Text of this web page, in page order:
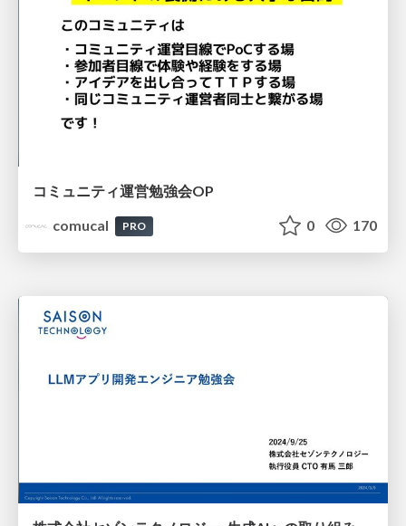
コミュニティ運営勉強会OP
comucal
PRO 0 170